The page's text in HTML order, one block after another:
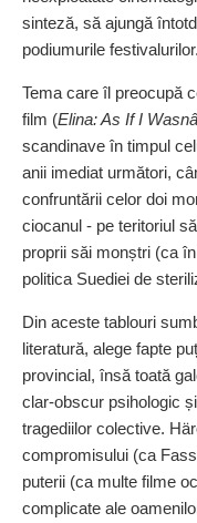
sinteză, să ajungă
podiumurile festivalurilor.
Tema care îl preocupă
film (Elina: As If I
scandinave în timpul
anii imediat următori,
confruntării celor doi
ciocanul - pe teritoriul
proprii săi monștri (ca
politica Suediei de
Din aceste tablouri
literatură, alege fapte
provincial, însă toată
clar‑obscur psihologic
tragediilor colective.
compromisului (ca
puterii (ca multe filme
complicate ale